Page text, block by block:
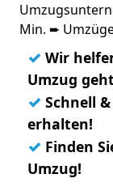
Min. ➨
✓ Wir
Umzug
✓ Schnell
erhalten!
✓ Finden
Umzug!